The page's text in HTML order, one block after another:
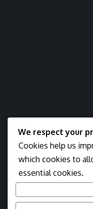
We respect your
Cookies help us
which cookies to
essential cookies.